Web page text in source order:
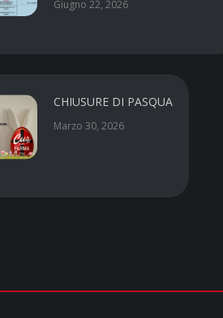
Giugno 22, 2026
CHIUSURE DI PASQUA
Marzo 30, 2026